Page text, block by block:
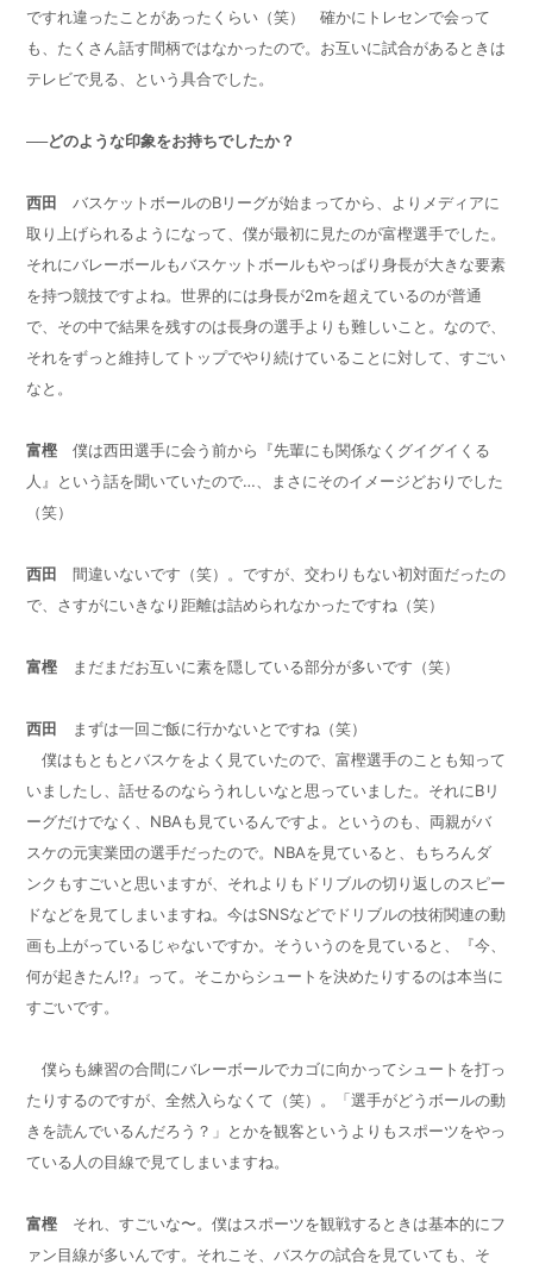
ですれ違ったことがあったくらい（笑） 確かにトレセンで会って
も、たくさん話す間柄ではなかったので。お互いに試合があるときは
テレビで見る、という具合でした。
──どのような印象をお持ちでしたか？
西田 バスケットボールのBリーグが始まってから、よりメディアに
取り上げられるようになって、僕が最初に見たのが富樫選手でした。
それにバレーボールもバスケットボールもやっぱり身長が大きな要素
を持つ競技ですよね。世界的には身長が2mを超えているのが普通
で、その中で結果を残すのは長身の選手よりも難しいこと。なので、
それをずっと維持してトップでやり続けていることに対して、すごい
なと。
富樫 僕は西田選手に会う前から『先輩にも関係なくグイグイくる
人』という話を聞いていたので…、まさにそのイメージどおりでした
（笑）
西田 間違いないです（笑）。ですが、交わりもない初対面だったの
で、さすがにいきなり距離は詰められなかったですね（笑）
富樫 まだまだお互いに素を隠している部分が多いです（笑）
西田 まずは一回ご飯に行かないとですね（笑）
僕はもともとバスケをよく見ていたので、富樫選手のことも知って
いましたし、話せるのならうれしいなと思っていました。それにBリ
ーグだけでなく、 NBAも見ているんですよ。というのも、両親がバ
スケの元実業団の選手だったので。 NBAを見ていると、もちろんダ
ンクもすごいと思いますが、それよりもドリブルの切り返しのスピー
ドなどを見てしまいますね。今はSNSなどでドリブルの技術関連の動
画も上がっているじゃないですか。そういうのを見ていると、『今、
何が起きたん!? 』って。そこからシュートを決めたりするのは本当に
すごいです。
僕らも練習の合間にバレーボールでカゴに向かってシュートを打っ
たりするのですが、全然入らなくて（笑）。「選手がどうボールの動
きを読んでいるんだろう？」とかを観客というよりもスポーツをやっ
ている人の目線で見てしまいますね。
富樫 それ、すごいな〜。僕はスポーツを観戦するときは基本的にフ
ァン目線が多いんです。それこそ、バスケの試合を見ていても、そ